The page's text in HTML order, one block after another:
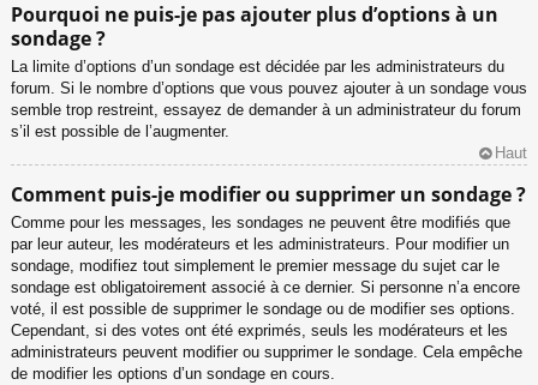
Pourquoi ne puis-je pas ajouter plus d’options à un
sondage ?
La limite d’options d’un sondage est décidée par les administrateurs du
forum. Si le nombre d’options que vous pouvez ajouter à un sondage vous
semble trop restreint, essayez de demander à un administrateur du forum
s’il est possible de l’augmenter.
Haut
Comment puis-je modifier ou supprimer un sondage ?
Comme pour les messages, les sondages ne peuvent être modifiés que
par leur auteur, les modérateurs et les administrateurs. Pour modifier un
sondage, modifiez tout simplement le premier message du sujet car le
sondage est obligatoirement associé à ce dernier. Si personne n’a encore
voté, il est possible de supprimer le sondage ou de modifier ses options.
Cependant, si des votes ont été exprimés, seuls les modérateurs et les
administrateurs peuvent modifier ou supprimer le sondage. Cela empêche
de modifier les options d’un sondage en cours.